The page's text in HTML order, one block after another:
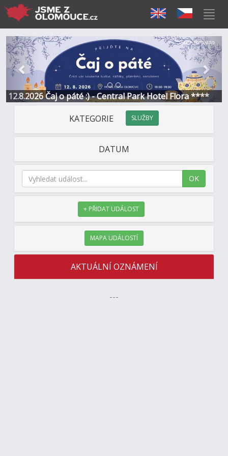
12.8.2026 Čaj o páté :) - Central Park Hotel Flora ****
Předchozí Další
Sponzorováno
KATEGORIE SLUŽBY
DATUM
OK
+ PŘIDAT UDÁLOST
MAPA UDÁLOSTÍ
AKTUÁLNÍ OZNÁMENÍ
---